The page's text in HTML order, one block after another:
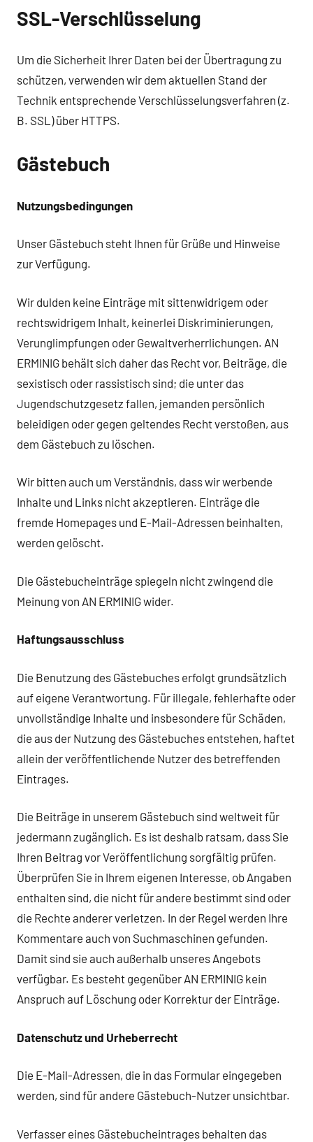
SSL-Verschlüsselung
Um die Sicherheit Ihrer Daten bei der Übertragung zu
schützen, verwenden wir dem aktuellen Stand der
Technik entsprechende Verschlüsselungsverfahren (z.
B. SSL) über HTTPS.
Gästebuch
Nutzungsbedingungen
Unser Gästebuch steht Ihnen für Grüße und Hinweise
zur Verfügung.
Wir dulden keine Einträge mit sittenwidrigem oder
rechtswidrigem Inhalt, keinerlei Diskriminierungen,
Verunglimpfungen oder Gewaltverherrlichungen. AN
ERMINIG behält sich daher das Recht vor, Beiträge, die
sexistisch oder rassistisch sind; die unter das
Jugendschutzgesetz fallen, jemanden persönlich
beleidigen oder gegen geltendes Recht verstoßen, aus
dem Gästebuch zu löschen.
Wir bitten auch um Verständnis, dass wir werbende
Inhalte und Links nicht akzeptieren. Einträge die
fremde Homepages und E-Mail-Adressen beinhalten,
werden gelöscht.
Die Gästebucheinträge spiegeln nicht zwingend die
Meinung von AN ERMINIG wider.
Haftungsausschluss
Die Benutzung des Gästebuches erfolgt grundsätzlich
auf eigene Verantwortung. Für illegale, fehlerhafte oder
unvollständige Inhalte und insbesondere für Schäden,
die aus der Nutzung des Gästebuches entstehen, haftet
allein der veröffentlichende Nutzer des betreffenden
Eintrages.
Die Beiträge in unserem Gästebuch sind weltweit für
jedermann zugänglich. Es ist deshalb ratsam, dass Sie
Ihren Beitrag vor Veröffentlichung sorgfältig prüfen.
Überprüfen Sie in Ihrem eigenen Interesse, ob Angaben
enthalten sind, die nicht für andere bestimmt sind oder
die Rechte anderer verletzen. In der Regel werden Ihre
Kommentare auch von Suchmaschinen gefunden.
Damit sind sie auch außerhalb unseres Angebots
verfügbar. Es besteht gegenüber AN ERMINIG kein
Anspruch auf Löschung oder Korrektur der Einträge.
Datenschutz und Urheberrecht
Die E-Mail-Adressen, die in das Formular eingegeben
werden, sind für andere Gästebuch-Nutzer unsichtbar.
Verfasser eines Gästebucheintrages behalten das